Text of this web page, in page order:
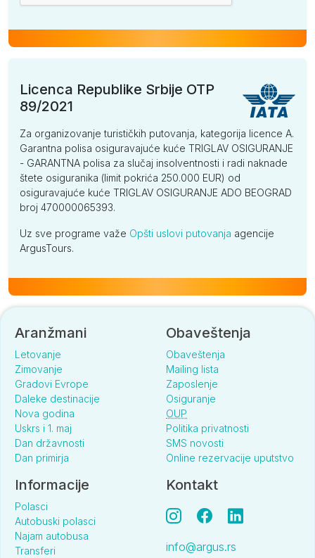
Licenca Republike Srbije OTP
89/2021
Za organizovanje turističkih putovanja, kategorija licence A.
Garantna polisa osiguravajuće kuće TRIGLAV OSIGURANJE
- GARANTNA polisa za slučaj insolventnosti i radi naknade
štete osiguranika (limit pokrića 250.000 EUR) od
osiguravajuće kuće TRIGLAV OSIGURANJE ADO BEOGRAD
broj 470000065393.
Uz sve programe važe Opšti uslovi putovanja agencije
ArgusTours.
Aranžmani
Letovanje
Zimovanje
Gradovi Evrope
Daleke destinacije
Nova godina
Uskrs i 1. maj
Dan državnosti
Dan primirja
Obaveštenja
Obaveštenja
Mailing lista
Zaposlenje
Osiguranje
OUP
Politika privatnosti
SMS novosti
Online rezervacije uputstvo
Informacije
Polasci
Autobuski polasci
Najam autobusa
Transferi
Kontakt
info@argus.rs